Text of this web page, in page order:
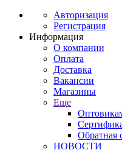
Авторизация
Регистрация
Информация
О компании
Оплата
Доставка
Вакансии
Магазины
Еще
Обратная
НОВОСТИ